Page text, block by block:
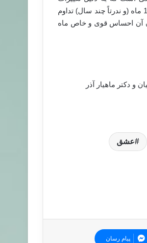
بیوشیمیایی نسبتاً شناخته شده در بدن و مغز فرد است و در بهترین شرایط بیش از 6 تا 12 ماه (و ندرتاً چند سال) تداوم
آن احساس قوی و خاص ماه
و دکتر ماهیار آذر
عشق
پیام رسان